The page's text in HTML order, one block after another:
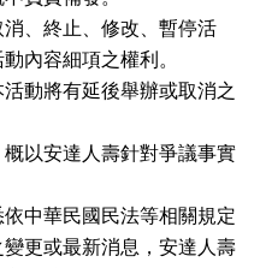
、終止、修改、暫停活
內容細項之權利。
動將有延後舉辦或取消之
以安達人壽針對爭議事實
中華民國民法等相關規定
更或最新消息，安達人壽